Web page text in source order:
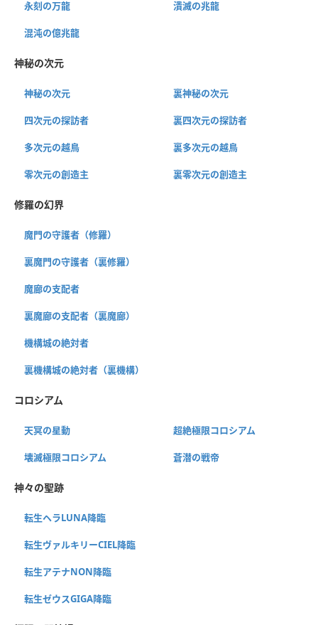
永刻の万龍 潰滅の兆龍
混沌の億兆龍
神秘の次元
神秘の次元 裏神秘の次元
四次元の探訪者 裏四次元の探訪者
多次元の越鳥 裏多次元の越鳥
零次元の創造主 裏零次元の創造主
修羅の幻界
魔門の守護者（修羅）
裏魔門の守護者（裏修羅）
魔廊の支配者
裏魔廊の支配者（裏魔廊）
機構城の絶対者
裏機構城の絶対者（裏機構）
コロシアム
天冥の星動 超絶極限コロシアム
壊滅極限コロシアム 蒼潜の戦帝
神々の聖跡
転生ヘラLUNA降臨
転生ヴァルキリーCIEL降臨
転生アテナNON降臨
転生ゼウスGIGA降臨